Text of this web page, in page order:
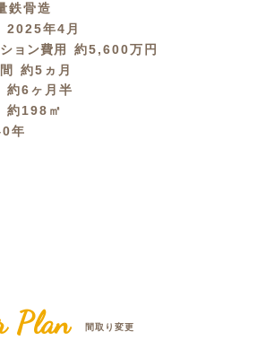
鉄骨造
2025年4月
ョン費用
約5,600万円
約5ヵ月
約6ヶ月半
約198㎡
年
Plan 間取り変更